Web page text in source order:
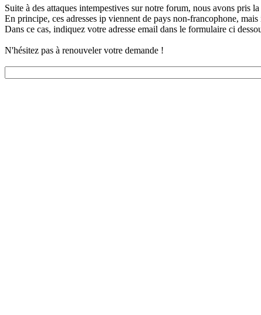
Suite à des attaques intempestives sur notre forum, nous avons pris
En principe, ces adresses ip viennent de pays non-francophone,
Dans ce cas, indiquez votre adresse email dans le formulaire ci
N'hésitez pas à renouveler votre demande !